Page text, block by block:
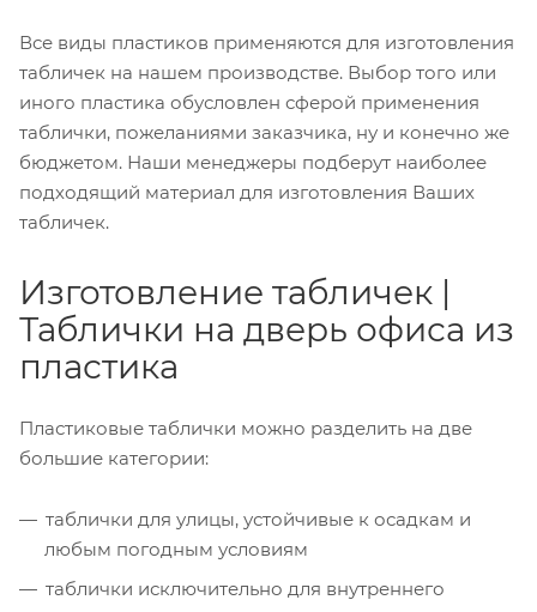
Все виды пластиков применяются для изготовления
табличек на нашем производстве. Выбор того или
иного пластика обусловлен сферой применения
таблички, пожеланиями заказчика, ну и конечно же
бюджетом. Наши менеджеры подберут наиболее
подходящий материал для изготовления Ваших
табличек.
Изготовление табличек |
Таблички на дверь офиса из
пластика
Пластиковые таблички можно разделить на две
большие категории:
таблички для улицы, устойчивые к осадкам и
любым погодным условиям
таблички исключительно для внутреннего